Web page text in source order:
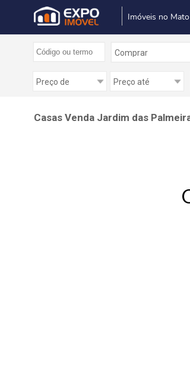
Imóveis no
Casas Venda Jardim das